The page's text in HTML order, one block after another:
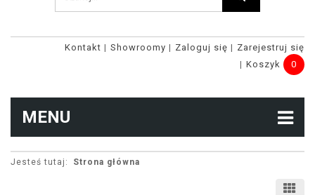
Kontakt Showroomy Zaloguj się
Zarejestruj się
Koszyk
0
MENU
Jesteś tutaj: Strona główna